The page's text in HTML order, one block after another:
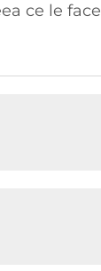
ce le face